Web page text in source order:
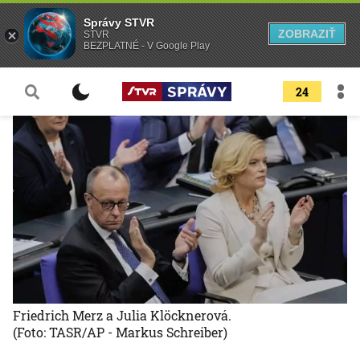
24
Friedrich Merz a Julia Klöcknerová.
(Foto: TASR/AP - Markus Schreiber)
Správy STVR
STVR
BEZPLATNÉ - V Google Play
ZOBRAZIŤ